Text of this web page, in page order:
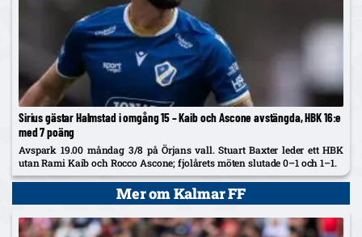
Sirius gästar Halmstad i omgång 15 – Kaib och Ascone avstängda, HBK 16:e
med 7 poäng
Avspark 19.00 måndag 3/8 på Örjans vall. Stuart Baxter leder ett HBK
utan Rami Kaib och Rocco Ascone; fjolårets möten slutade 0–1 och 1–1.
Mer om Kalmar FF